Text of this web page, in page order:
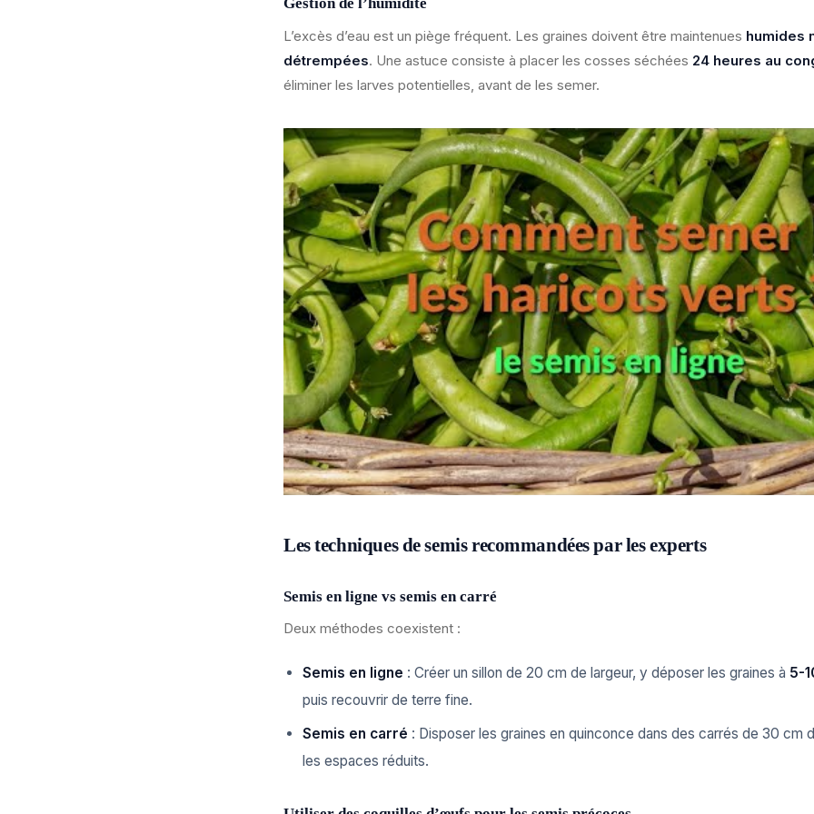
L’excès d’eau est un piège fréquent. Les graines doivent être maintenues humides
détrempées. Une astuce consiste à placer les cosses séchées 24 heures au
éliminer les larves potentielles, avant de les semer.
Les techniques de semis recommandées par les experts
Semis en ligne vs semis en carré
Deux méthodes coexistent :
Semis en ligne : Créer un sillon de 20 cm de largeur, y déposer les graines à 5-
puis recouvrir de terre fine.
Semis en carré : Disposer les graines en quinconce dans des carrés de 30 cm
les espaces réduits.